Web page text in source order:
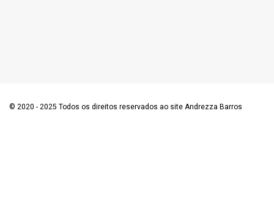
© 2020 - 2025 Todos os direitos reservados ao site Andrezza Barros